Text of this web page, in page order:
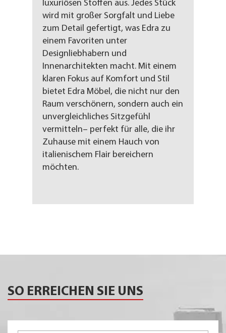
luxuriösen Stoffen aus. Jedes Stück
wird mit großer Sorgfalt und Liebe
zum Detail gefertigt, was Edra zu
einem Favoriten unter
Designliebhabern und
Innenarchitekten macht. Mit einem
klaren Fokus auf Komfort und Stil
bietet Edra Möbel, die nicht nur den
Raum verschönern, sondern auch ein
unvergleichliches Sitzgefühl
vermitteln– perfekt für alle, die ihr
Zuhause mit einem Hauch von
italienischem Flair bereichern
möchten.
SO ERREICHEN SIE UNS